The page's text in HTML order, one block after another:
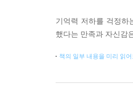
기억력 저하를 걱정하
했다는 만족과 자신감
책의 일부 내용을 미리 읽